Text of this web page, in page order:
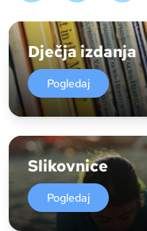
Dječja izdanja
Pogledaj
Slikovnice
Pogledaj